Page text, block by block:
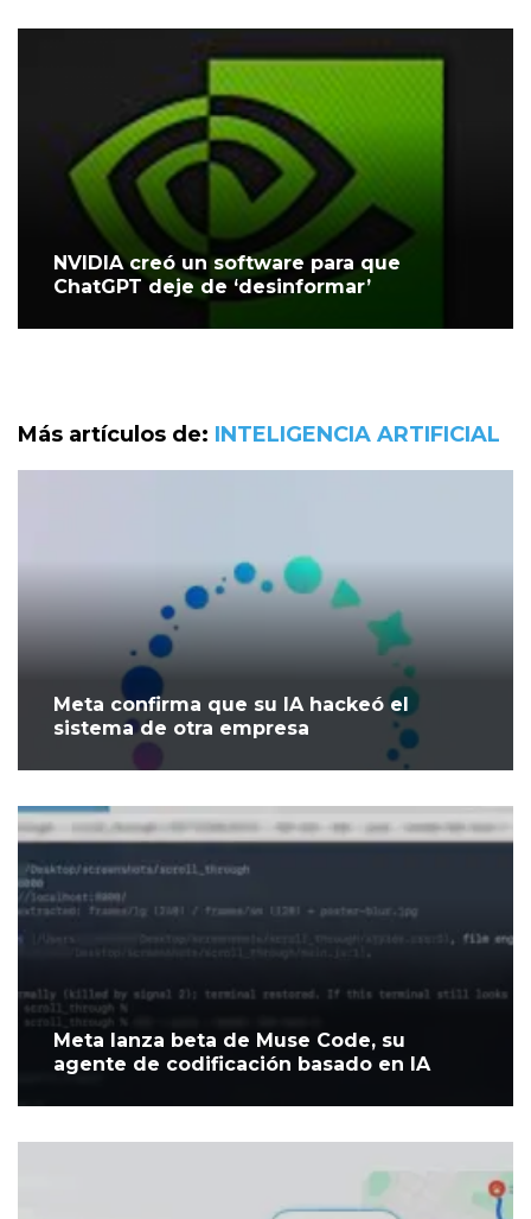
NVIDIA creó un software para que
ChatGPT deje de ‘desinformar’
Más artículos de: INTELIGENCIA ARTIFICIAL
Meta confirma que su IA hackeó el
sistema de otra empresa
Meta lanza beta de Muse Code, su
agente de codificación basado en IA